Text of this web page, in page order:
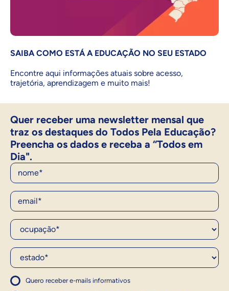
SAIBA COMO ESTÁ A EDUCAÇÃO NO SEU ESTADO
Encontre aqui informações atuais sobre acesso,
trajetória, aprendizagem e muito mais!
Quer receber uma newsletter mensal que
traz os destaques do Todos Pela Educação?
Preencha os dados e receba a “Todos em
Dia".
Nome
E-Mail
Ocupação*
Estado*
Quero receber e-mails informativos
1
Concordo com a política
Concordo com a política